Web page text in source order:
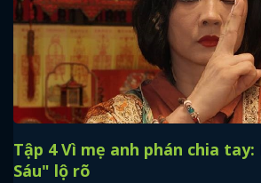
Tập 4 Vì mẹ anh phán chia
Sáu" lộ rõ